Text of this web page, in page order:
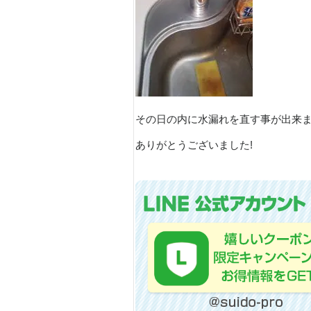
その日の内に水漏れを直す事が出来
ありがとうございました!